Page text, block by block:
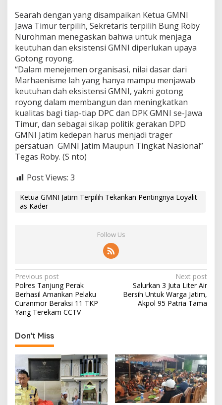
Searah dengan yang disampaikan Ketua GMNI
Jawa Timur terpilih, Sekretaris terpilih Bung Roby
Nurohman menegaskan bahwa untuk menjaga
keutuhan dan eksistensi GMNI diperlukan upaya
Gotong royong.
“Dalam menejemen organisasi, nilai dasar dari
Marhaenisme lah yang hanya mampu menjawab
keutuhan dah eksistensi GMNI, yakni gotong
royong dalam membangun dan meningkatkan
kualitas bagi tiap-tiap DPC dan DPK GMNI se-Jawa
Timur, dan sebagai sikap politik gerakan DPD
GMNI Jatim kedepan harus menjadi trager
persatuan GMNI Jatim Maupun Tingkat Nasional”
Tegas Roby. (S nto)
Post Views: 3
Ketua GMNI Jatim Terpilih Tekankan Pentingnya Loyalit
as Kader
Follow Us
P
o
s
t
n
a
v
i
g
Previous post
Polres Tanjung Perak
Berhasil Amankan Pelaku
Curanmor Beraksi 11 TKP
Yang Terekam CCTV
Next post
Salurkan 3 Juta Liter Air
Bersih Untuk Warga Jatim,
Akpol 95 Patria Tama
Don't Miss